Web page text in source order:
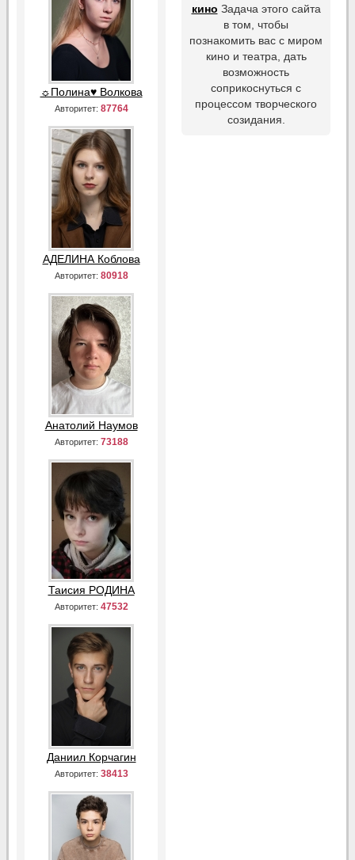
☼Полина♥ Волкова
Авторитет: 87764
АДЕЛИНА Коблова
Авторитет: 80918
Анатолий Наумов
Авторитет: 73188
Таисия РОДИНА
Авторитет: 47532
Даниил Корчагин
Авторитет: 38413
кино Задача этого сайта
в том, чтобы
познакомить вас с миром
кино и театра, дать
возможность
соприкоснуться с
процессом творческого
созидания.